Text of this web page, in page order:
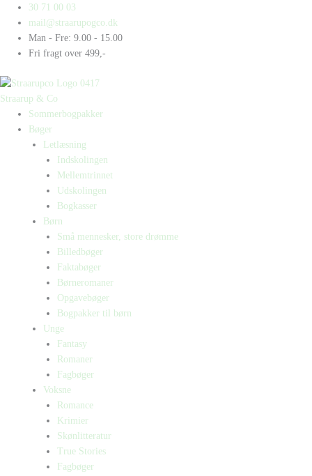
indholdet
30 71 00 03
mail@straarupogco.dk
Man - Fre: 9.00 - 15.00
Fri fragt over 499,-
Straarup & Co
Sommerbogpakker
Bøger
Letlæsning
Indskolingen
Mellemtrinnet
Udskolingen
Bogkasser
Børn
Små mennesker, store drømme
Billedbøger
Faktabøger
Børneromaner
Opgavebøger
Bogpakker til børn
Unge
Fantasy
Romaner
Fagbøger
Voksne
Romance
Krimier
Skønlitteratur
True Stories
Fagbøger
Products
search
Products
search
Sweet
Girls